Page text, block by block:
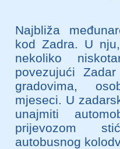
Najbliža
kod Zadra. U
nekoliko
povezujući
gradovima,
mjeseci. U
unajmiti
prijevozom
autobusnog